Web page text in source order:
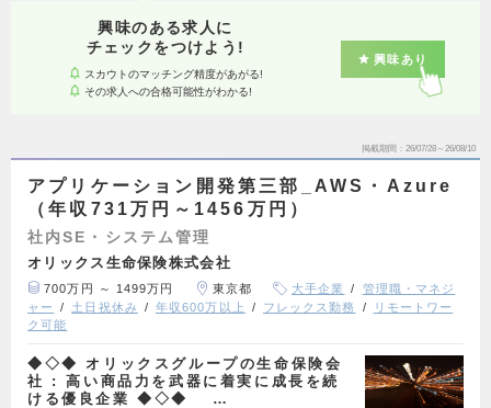
興味のある求人に
チェックをつけよう!
スカウトのマッチング精度があがる!
その求人への合格可能性がわかる!
興味あり
掲載期間 26/07/28～26/08/10
アプリケーション開発第三部_AWS・Azure
（年収731万円～1456万円）
社内SE・システム管理
オリックス生命保険株式会社
700万円 ～ 1499万円 東京都 大手企業
管理職・マネジ
ャー
土日祝休み 年収600万以上 フレックス勤務
リモートワー
ク可能
◆◇◆ オリックスグループの生命保険会
社 : 高い商品力を武器に着実に成長を続
ける優良企業 ◆◇◆ …